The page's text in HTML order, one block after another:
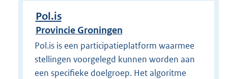
Pol.is
Provincie Groningen
Pol.is is een participatieplatform waarmee
stellingen voorgelegd kunnen worden aan
een specifieke doelgroep. Het algoritme